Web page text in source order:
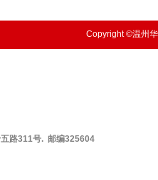
Copyright ©温州
路311号. 邮编325604